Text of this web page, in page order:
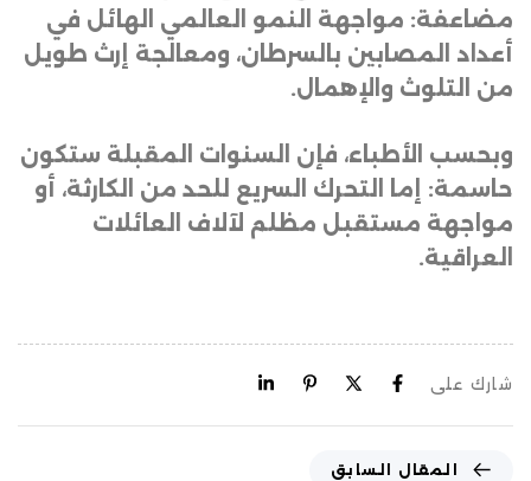
مضاعفة: مواجهة النمو العالمي الهائل في
أعداد المصابين بالسرطان، ومعالجة إرث طويل
من التلوث والإهمال.
وبحسب الأطباء، فإن السنوات المقبلة ستكون
حاسمة: إما التحرك السريع للحد من الكارثة، أو
مواجهة مستقبل مظلم لآلاف العائلات
العراقية.
شارك على
المقال السابق